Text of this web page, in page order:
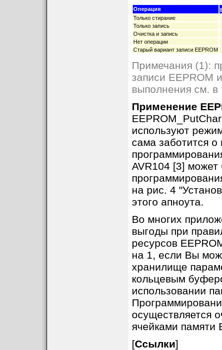
Операция
Только стирание
Только запись
Очистка и запись
Нет операции
Старый вариант записи EEPROM
Примечания (1):
записи EEPROM
выполнения см. в
Применение
используют
сама заботится
AVR104 [3]
на рис. 4
этого апноута.
Во многих
выгоды при
ресурсов
на 1, если Вы
хранилище
кольцевым
использовании
осуществляется
ячейками памяти
[Ссылки]